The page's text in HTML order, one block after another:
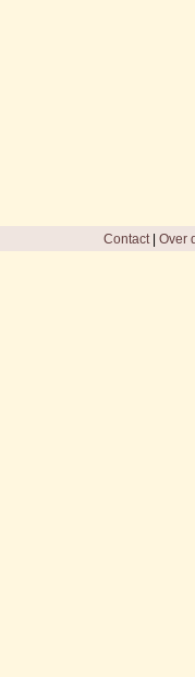
Contact| Over